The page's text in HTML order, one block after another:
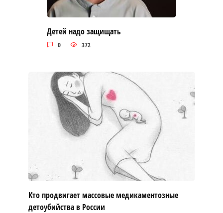
Детей надо защищать
0 372
Кто продвигает массовые медикаментозные
детоубийства в России